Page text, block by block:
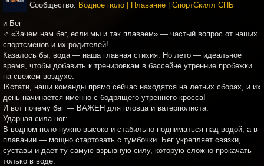
Сообщество: Водное поло | Плавание | СпортСкилл СПБ
и Бег
‍♂️ «Зачем нам бег, если мы и так плаваем» — частый вопрос от наших
спортсменов и их родителей!
Казалось бы, вода — наша главная стихия. Но лето — идеальное
время, чтобы добавить к тренировкам в бассейне утренние пробежки
на свежем воздухе.
❗Кстати, наши команды прямо сейчас находятся на летних сборах, и их
день начинается именно с бодрящего утреннего кросса!
И вот почему бег — ВАЖЕН для пловца и ватерполиста:
Ударная сила ног:
В водном поло нужно высоко и стабильно подниматься над водой, а в
плавании — мощно стартовать с тумбочки. Бег укрепляет связки,
суставы и дает ту самую взрывную силу, которую сложно прокачать
только в воде.